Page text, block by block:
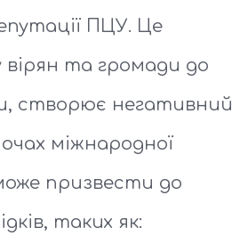
ПЦУ. Це
вірян та громади до
створює негативний
міжнародної
призвести до
таких як: